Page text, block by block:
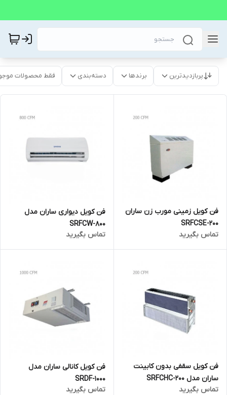
پربازدیدترین برندها دسته‌بندی فقط محصولات
فن کویل زمینی مورب زن ساران
SRFCSE-200
تماس بگیرید
فن کویل دیواری ساران مدل
SRFCW-800
تماس بگیرید
فن کویل سقفی بدون کابینت
ساران مدل SRFCHC-200
تماس بگیرید
فن کویل کانالی ساران مدل
SRDF-1000
تماس بگیرید